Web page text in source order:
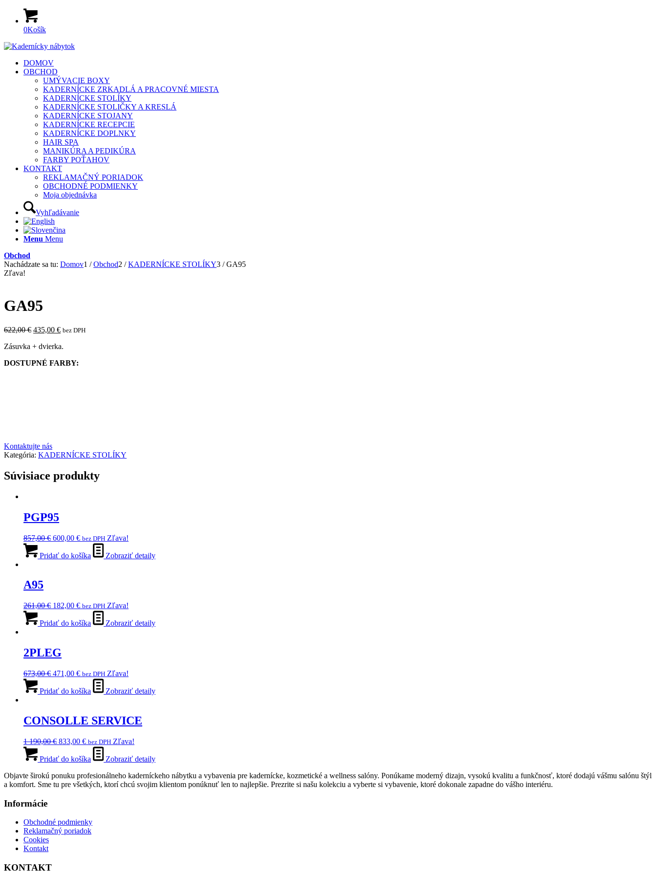
0Košík
DOMOV
OBCHOD
UMÝVACIE BOXY
KADERNÍCKE ZRKADLÁ A PRACOVNÉ MIESTA
KADERNÍCKE STOLÍKY
KADERNÍCKE STOLIČKY A KRESLÁ
KADERNÍCKE STOJANY
KADERNÍCKE RECEPCIE
KADERNÍCKE DOPLNKY
HAIR SPA
MANIKÚRA A PEDIKÚRA
FARBY POŤAHOV
KONTAKT
REKLAMAČNÝ PORIADOK
OBCHODNÉ PODMIENKY
Moja objednávka
Vyhľadávanie
Menu Menu
Obchod
Nachádzate sa tu: Domov1 / Obchod2 / KADERNÍCKE STOLÍKY3 / GA95
Zľava!
GA95
622,00€ Pôvodná
bola:
435,00 €Aktuálna
je:
bez DPH
Zásuvka + dvierka.
DOSTUPNÉ FARBY:
Kontaktujte nás
Kategória: KADERNÍCKE STOLÍKY
Súvisiace produkty
PGP95
857,00€ Pôvodná
bola:
600,00 €Aktuálna
cena
je:
bez DPH Zľava!
Pridať do košíka Zobraziť detaily
A95
261,00€ Pôvodná
bola:
182,00 €Aktuálna
cena
je:
bez DPH Zľava!
Pridať do košíka Zobraziť detaily
2PLEG
673,00€ Pôvodná
bola:
471,00 €Aktuálna
cena
je:
bez DPH Zľava!
Pridať do košíka Zobraziť detaily
CONSOLLE SERVICE
1 190,00€ Pôvodná
bola:
190,00 €.
833,00 €Aktuálna
cena
je:
bez DPH Zľava!
Pridať do košíka
Zobraziť detaily
Objavte širokú ponuku profesionálneho kaderníckeho nábytku a vybavenia pre kadernícke, kozmetické a wellness salóny. Ponúkame moderný dizajn, vysokú kvalitu a funkčnosť, ktoré dodajú vášmu salónu štýl
a komfort. Sme tu pre všetkých, ktorí chcú svojim klientom ponúknuť len to najlepšie. Prezrite si našu kolekciu a vyberte si vybavenie, ktoré dokonale zapadne do vášho interiéru.
Informácie
Obchodné podmienky
Reklamačný poriadok
Cookies
Kontakt
KONTAKT